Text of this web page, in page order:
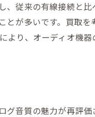
従来の有線接続と
が多いです。買取
り、オーディオ機
音質の魅力が再評